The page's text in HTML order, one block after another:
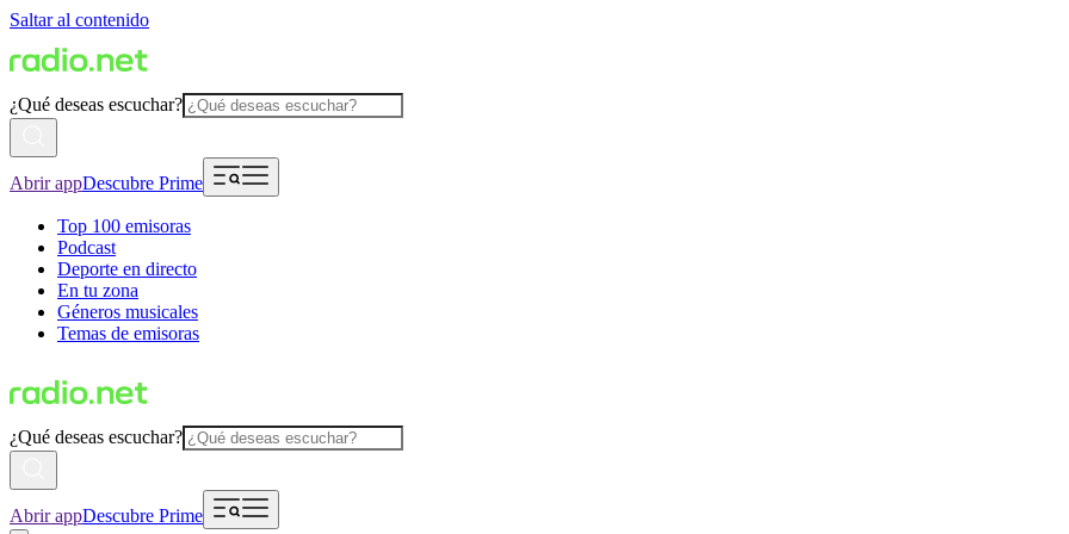
Saltar al contenido
¿Qué deseas escuchar?
Abrir appDescubre Prime
Top 100 emisoras
Podcast
Deporte en directo
En tu zona
Géneros musicales
Temas de emisoras
¿Qué deseas escuchar?
Abrir appDescubre Prime